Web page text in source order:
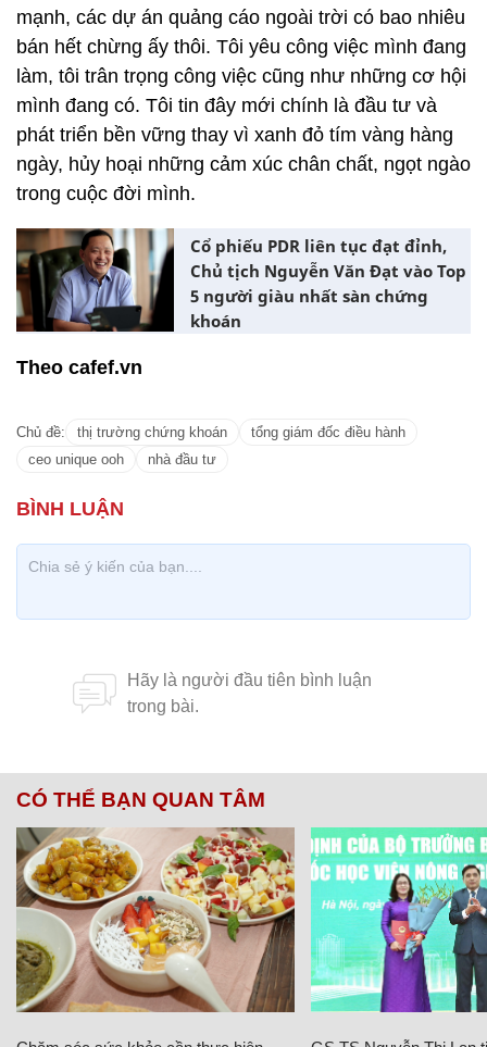
mạnh, các dự án quảng cáo ngoài trời có bao nhiêu
bán hết chừng ấy thôi. Tôi yêu công việc mình đang
làm, tôi trân trọng công việc cũng như những cơ hội
mình đang có. Tôi tin đây mới chính là đầu tư và
phát triển bền vững thay vì xanh đỏ tím vàng hàng
ngày, hủy hoại những cảm xúc chân chất, ngọt ngào
trong cuộc đời mình.
Cổ phiếu PDR liên tục đạt đỉnh,
Chủ tịch Nguyễn Văn Đạt vào Top
5 người giàu nhất sàn chứng
khoán
Theo cafef.vn
Chủ đề: thị trường chứng khoán
tổng giám đốc điều hành
ceo unique ooh
nhà đầu tư
CÓ THỂ BẠN QUAN TÂM